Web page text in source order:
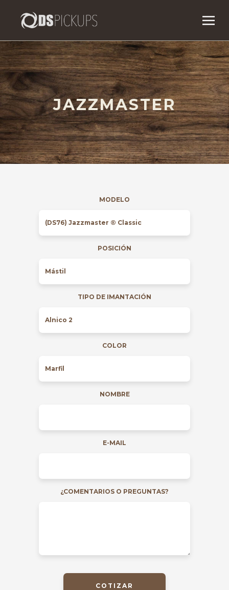
JAZZMASTER
MODELO
POSICIÓN
TIPO DE IMANTACIÓN
COLOR
NOMBRE
E-MAIL
¿COMENTARIOS O PREGUNTAS?
COTIZAR